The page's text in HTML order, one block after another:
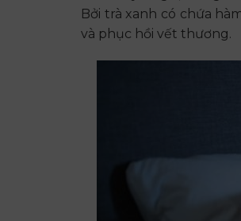
Bởi trà xanh có chứa
và phục hồi vết thương.